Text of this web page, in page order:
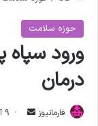
حوزه سلامت
ورود سپاه
درمان
فارمانیوز
9 آذر 1401 - 11:17 ق.ظ